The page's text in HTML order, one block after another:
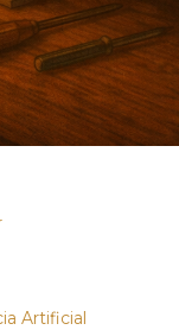
Artificial